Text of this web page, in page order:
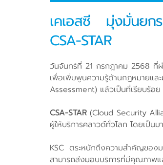
เคเอสซี มุ่งมั่นยก
CSA-STAR
วันจันทร์ที่ 21 กรกฎาคม 2568 ที่
เพื่อเพิ่มพูนความรู้ด้านกฎหมายแล
Assessment) แล้วเป็นที่เรียบร้อย
CSA-STAR (Cloud Security
ผู้ให้บริการคลาวด์ทั่วโลก โดยเป็น
KSC ตระหนักถึงความสำคัญของ
สามารถส่งมอบบริการที่มีคุณภาพแ